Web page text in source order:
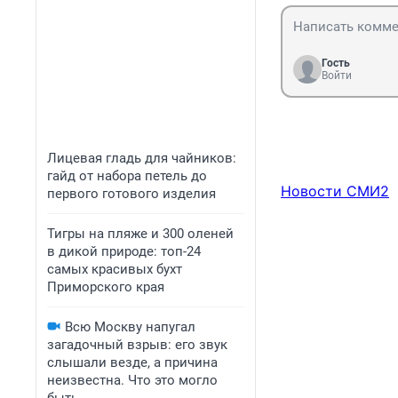
Лицевая гладь для чайников:
гайд от набора петель до
первого готового изделия
Тигры на пляже и 300 оленей
в дикой природе: топ-24
самых красивых бухт
Приморского края
Всю Москву напугал
загадочный взрыв: его звук
слышали везде, а причина
неизвестна. Что это могло
Гость
Войти
Новости СМИ2